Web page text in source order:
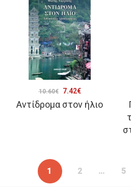
Αντίδρομα στον ήλιο
10.60€
Original
price
7.42€Η
τρέχουσα
1 2 … 5